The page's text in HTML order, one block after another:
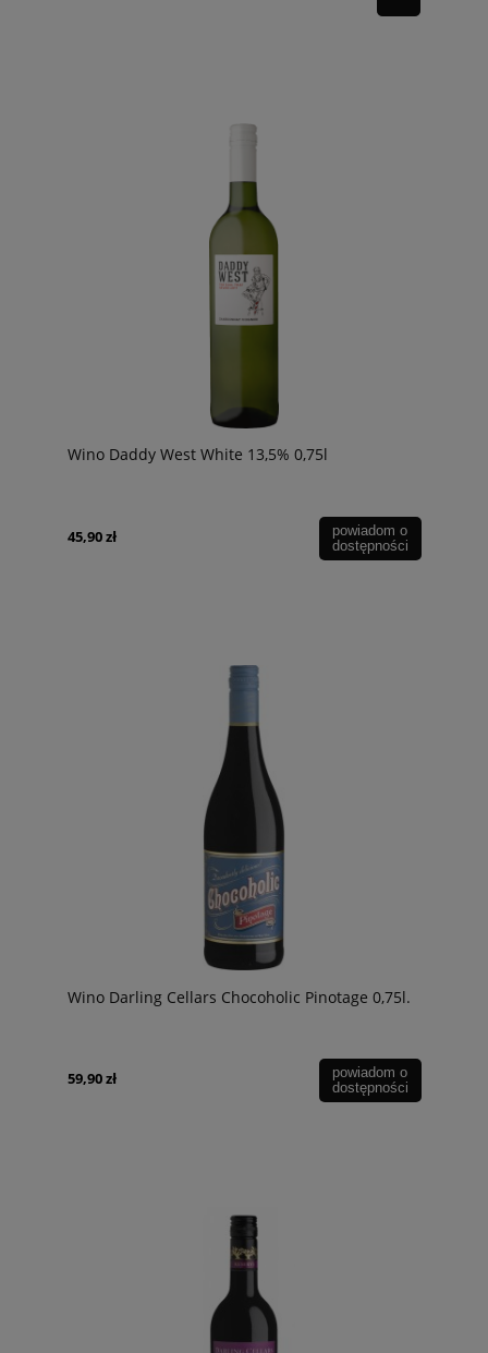
Wino Daddy West White 13,5% 0,75l
45,90 zł
powiadom o
dostępności
Wino Darling Cellars Chocoholic Pinotage 0,75l.
59,90 zł
powiadom o
dostępności